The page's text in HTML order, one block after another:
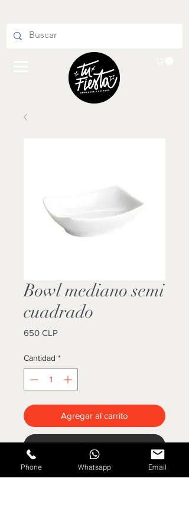
Bowl mediano semi
cuadrado
650 CLPPrecio
Cantidad *
Agregar al carrito
Cotizar
Tamaño: 17*17 cms
Phone Whatsapp Email